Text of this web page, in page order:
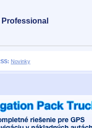
Professional
Novinky